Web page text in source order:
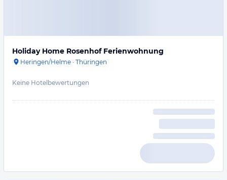
Holiday Home Rosenhof Ferienwohnung
Heringen/Helme · Thüringen
Keine Hotelbewertungen